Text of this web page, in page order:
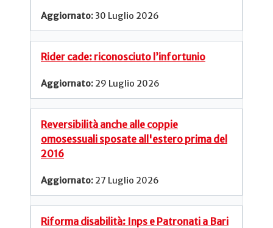
30 Luglio 2026
Rider cade: riconosciuto l’infortunio
29 Luglio 2026
Reversibilità anche alle coppie
omosessuali sposate all'estero prima del
2016
27 Luglio 2026
Riforma disabilità: Inps e Patronati a Bari